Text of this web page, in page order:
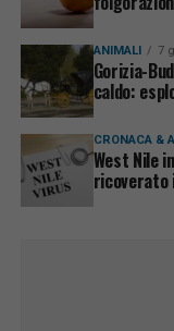
ANIMALI 7
Gorizia-
caldo:
CRONACA &
West Nile
ricoverato